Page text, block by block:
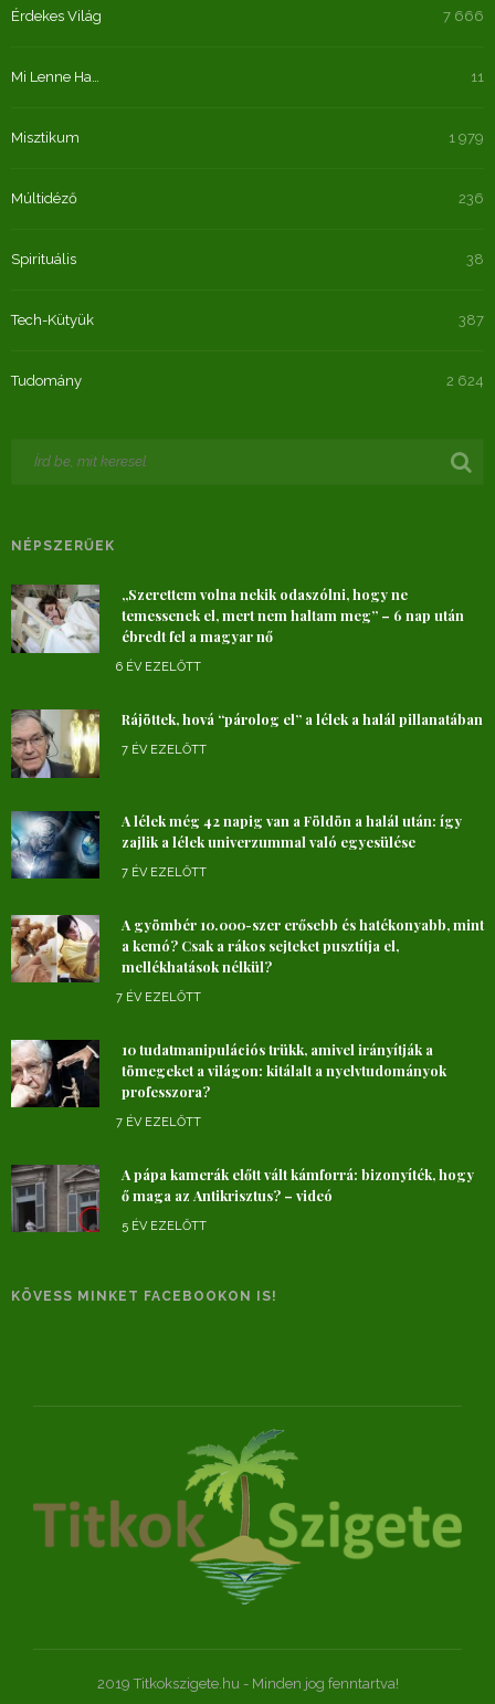
Érdekes Világ 7 666
Mi Lenne Ha… 11
Misztikum 1 979
Múltidéző 236
Spirituális 38
Tech-Kütyük 387
Tudomány 2 624
NÉPSZERŰEK
„Szerettem volna nekik odaszólni, hogy ne
temessenek el, mert nem haltam meg” – 6 nap után
ébredt fel a magyar nő
6 ÉV EZELŐTT
Rájöttek, hová “párolog el” a lélek a halál pillanatában
7 ÉV EZELŐTT
A lélek még 42 napig van a Földön a halál után: így
zajlik a lélek univerzummal való egyesülése
7 ÉV EZELŐTT
A gyömbér 10.000-szer erősebb és hatékonyabb, mint
a kemó? Csak a rákos sejteket pusztítja el,
mellékhatások nélkül?
7 ÉV EZELŐTT
10 tudatmanipulációs trükk, amivel irányítják a
tömegeket a világon: kitálalt a nyelvtudományok
professzora?
7 ÉV EZELŐTT
A pápa kamerák előtt vált kámforrá: bizonyíték, hogy
ő maga az Antikrisztus? – videó
5 ÉV EZELŐTT
KÖVESS MINKET FACEBOOKON IS!
2019 Titkokszigete.hu - Minden jog fenntartva!